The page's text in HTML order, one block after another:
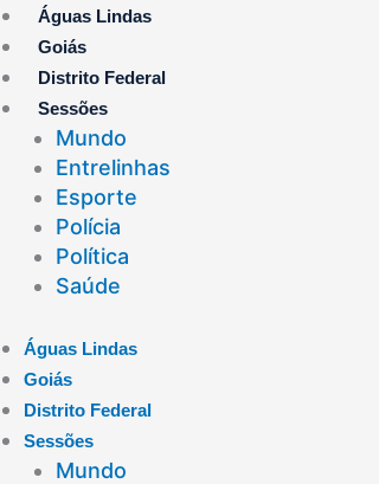
Ir
para
o
conteúdo
Águas Lindas
Goiás
Distrito Federal
Sessões
Mundo
Entrelinhas
Esporte
Polícia
Política
Saúde
Águas Lindas
Goiás
Distrito Federal
Sessões
Mundo